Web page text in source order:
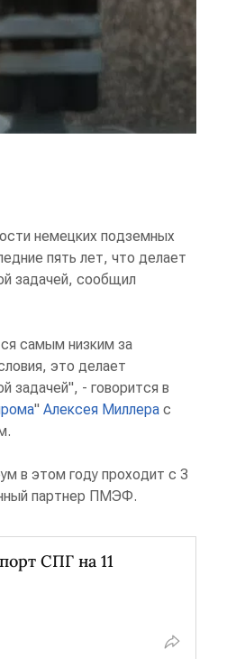
немецких подземных
пять лет, что делает
задачей, сообщил
самым низким за
это делает
задачей", - говорится в
" Алексея Миллера с
в этом году проходит с 3
партнер ПМЭФ.
СПГ на 11